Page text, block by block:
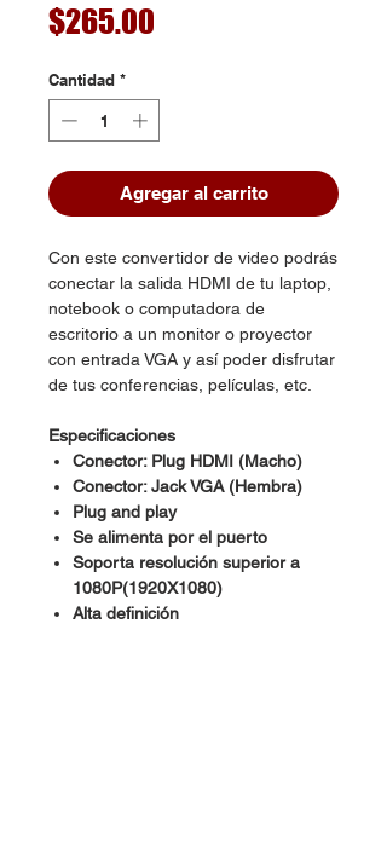
$265.00
Cantidad *
Agregar al carrito
Con este convertidor de video podrás
conectar la salida HDMI de tu laptop,
notebook o computadora de
escritorio a un monitor o proyector
con entrada VGA y así poder disfrutar
de tus conferencias, películas, etc.
Especificaciones
Conector: Plug HDMI (Macho)
Conector: Jack VGA (Hembra)
Plug and play
Se alimenta por el puerto
Soporta resolución superior a
1080P(1920X1080)
Alta definición